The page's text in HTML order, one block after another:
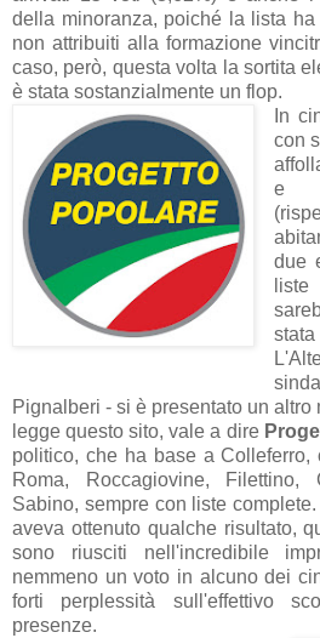
della minoranza, poiché la lista
non attribuiti alla formazione
caso, però, questa volta la sortita
è stata sostanzialmente un flop.
In
con
e
due
Pignalberi - si è presentato un altro
legge questo sito, vale a dire
politico, che ha base a Colleferro,
Roma, Roccagiovine, Filettino,
Sabino, sempre con liste
aveva ottenuto qualche risultato,
sono riusciti nell'incredibile
nemmeno un voto in alcuno dei
forti perplessità sull'effettivo
presenze.